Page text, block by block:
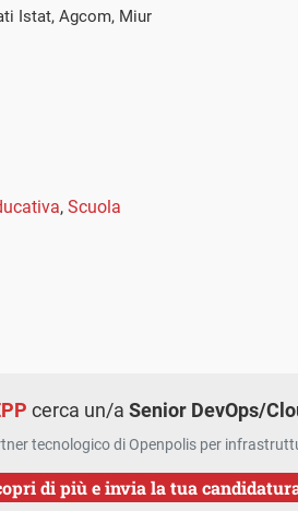
Istat, Agcom, Miur
, Scuola
cerca un/aSenior DevOps/
tecnologico di Openpolis per
di più e invia la tua